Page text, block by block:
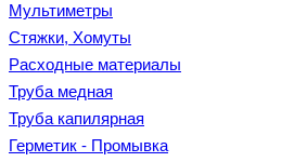
Мультиметры
Стяжки, Хомуты
Расходные материалы
Труба медная
Труба капилярная
Герметик - Промывка